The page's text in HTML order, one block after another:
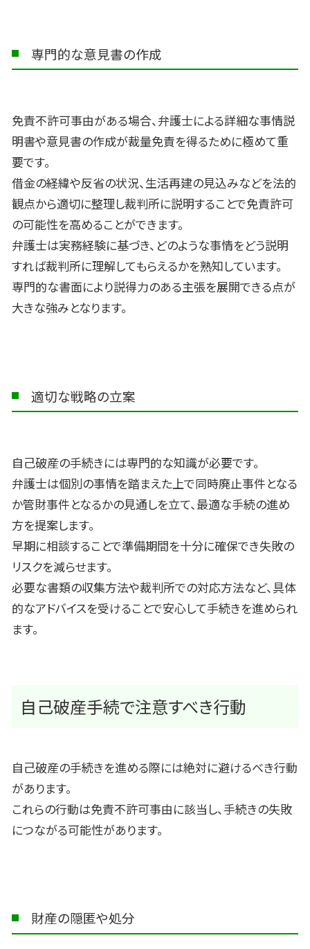
専門的な意見書の作成
免責不許可事由がある場合、弁護士による詳細な事情説
明書や意見書の作成が裁量免責を得るために極めて重
要です。
借金の経緯や反省の状況、生活再建の見込みなどを法的
観点から適切に整理し裁判所に説明することで免責許可
の可能性を高めることができます。
弁護士は実務経験に基づき、どのような事情をどう説明
すれば裁判所に理解してもらえるかを熟知しています。
専門的な書面により説得力のある主張を展開できる点が
大きな強みとなります。
適切な戦略の立案
自己破産の手続きには専門的な知識が必要です。
弁護士は個別の事情を踏まえた上で同時廃止事件となる
か管財事件となるかの見通しを立て、最適な手続の進め
方を提案します。
早期に相談することで準備期間を十分に確保でき失敗の
リスクを減らせます。
必要な書類の収集方法や裁判所での対応方法など、具体
的なアドバイスを受けることで安心して手続きを進められ
ます。
自己破産手続で注意すべき行動
自己破産の手続きを進める際には絶対に避けるべき行動
があります。
これらの行動は免責不許可事由に該当し、手続きの失敗
につながる可能性があります。
財産の隠匿や処分